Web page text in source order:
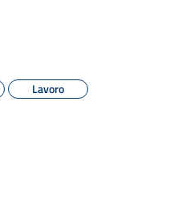
Lavoro